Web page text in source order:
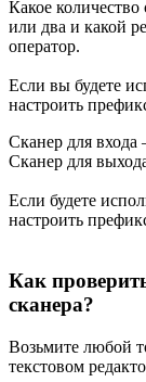
Какое количество
или два и какой
оператор.
Если вы будете
настроить
Сканер для входа
Сканер для
Если будете
настроить
Как
сканера?
Возьмите любой
текстовом